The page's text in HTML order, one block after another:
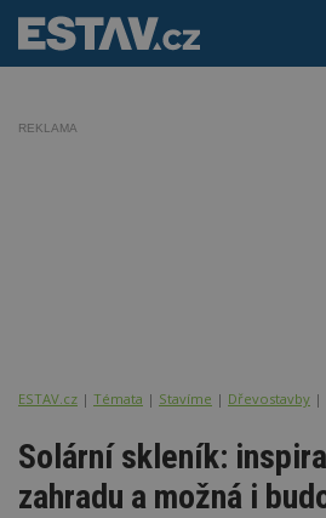
REKLAMA
ESTAV.cz Témata Stavíme Dřevostavby
Solární skleník:
zahradu a možná i